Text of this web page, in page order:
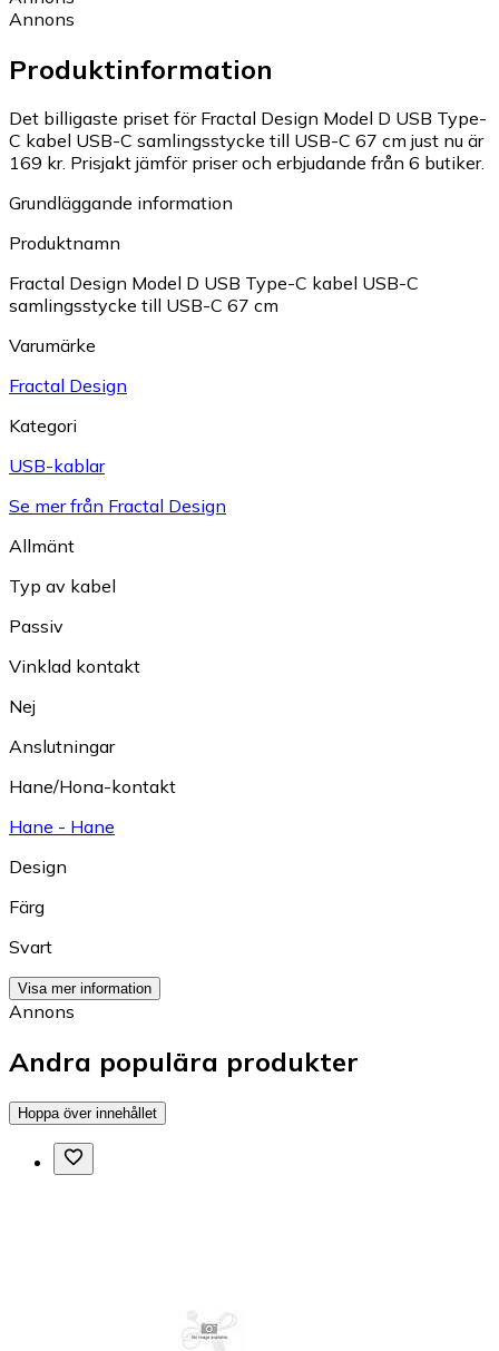
Annons
Produktinformation
Det billigaste priset för Fractal Design Model D USB Type-
C kabel USB-C samlingsstycke till USB-C 67 cm just nu är
169 kr. Prisjakt jämför priser och erbjudande från 6 butiker.
Grundläggande information
Produktnamn
Fractal Design Model D USB Type-C kabel USB-C
samlingsstycke till USB-C 67 cm
Varumärke
Fractal Design
Kategori
USB-kablar
Se mer från Fractal Design
Allmänt
Typ av kabel
Passiv
Vinklad kontakt
Nej
Anslutningar
Hane/Hona-kontakt
Hane - Hane
Design
Färg
Svart
Visa mer information
Annons
Andra populära produkter
Hoppa över innehållet